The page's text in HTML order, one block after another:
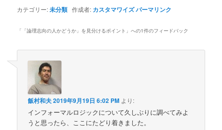
カテゴリー:未分類 作成者: カスタマワイズパーマリンク
「 「論理志向の人かどうか」を見分けるポイント 」への1件のフィードバック
飯村和夫2019年9月19日 6:02 PM より:
インフォーマルロジックについて久しぶりに調べてみよ
うと思ったら、ここにたどり着きました。